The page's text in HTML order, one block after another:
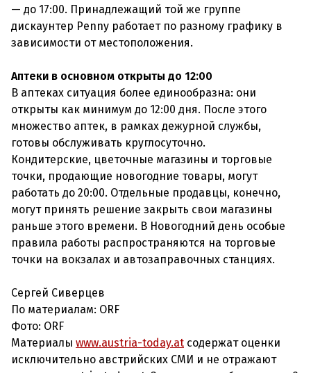
— до 17:00. Принадлежащий той же группе
дискаунтер Penny работает по разному графику в
зависимости от местоположения.
Аптеки в основном открыты до 12:00
В аптеках ситуация более единообразна: они
открыты как минимум до 12:00 дня. После этого
множество аптек, в рамках дежурной службы,
готовы обслуживать круглосуточно.
Кондитерские, цветочные магазины и торговые
точки, продающие новогодние товары, могут
работать до 20:00. Отдельные продавцы, конечно,
могут принять решение закрыть свои магазины
раньше этого времени. В Новогодний день особые
правила работы распространяются на торговые
точки на вокзалах и автозаправочных станциях.
Сергей Сиверцев
По материалам: ORF
Фото: ORF
Материалы www.austria-today.at содержат оценки
исключительно австрийских СМИ и не отражают